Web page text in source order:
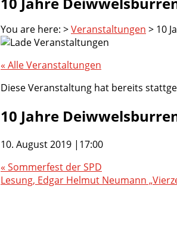
You are here: >Veranstaltungen > 10
« Alle Veranstaltungen
Diese Veranstaltung hat bereits
10 Jahre
10. August 2019 |17:00
« Sommerfest der SPD
Lesung, Edgar Helmut Neumann